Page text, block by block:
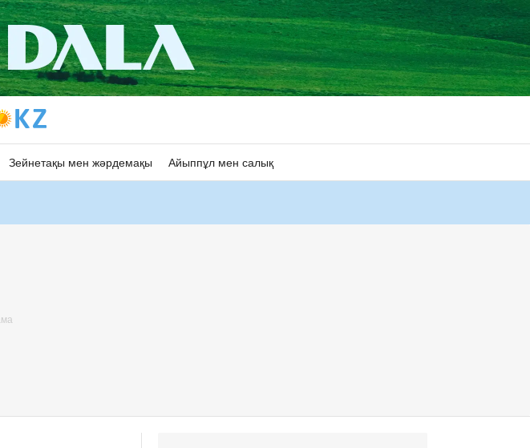
Зейнетақы мен жәрдемақы Айыппұл мен салық